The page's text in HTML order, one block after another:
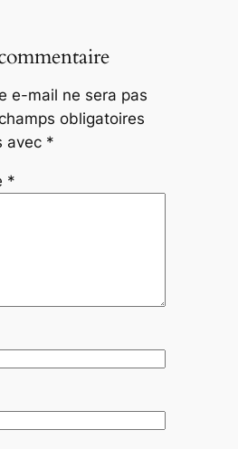
e-mail ne sera pas
obligatoires
avec *
*